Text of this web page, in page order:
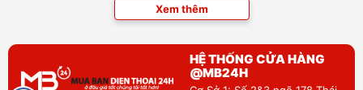
Xem thêm
HỆ THỐNG CỬA HÀNG
@MB24H